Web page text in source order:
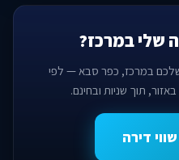
שלי במרכז?
שלכם במרכז, כפר סבא — לפי
תוך שניות ובחינם.
דירה